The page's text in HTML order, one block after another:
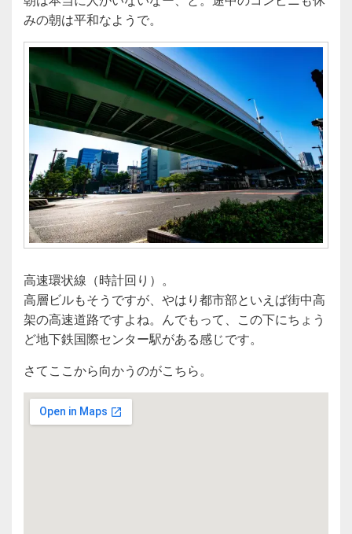
みの朝は平和なようで。
高速環状線（時計回り）。
高層ビルもそうですが、やはり都市部といえば街中高
架の高速道路ですよね。んでもって、この下にちょう
ど地下鉄国際センター駅がある感じです。
さてここから向かうのがこちら。